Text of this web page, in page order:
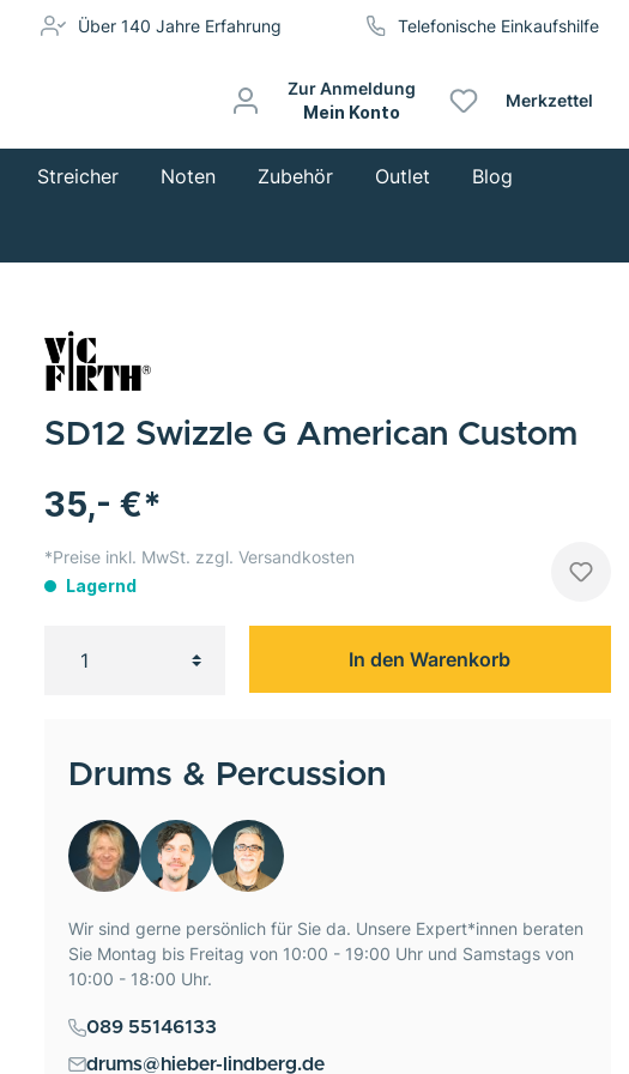
Über 140 Jahre Erfahrung Telefonische Einkaufshilfe
Zur Anmeldung
Mein Konto
Merkzettel
Streicher Noten Zubehör Outlet Blog
35,- €*
*Preise inkl. MwSt. zzgl. Versandkosten
Lagernd
In den Warenkorb
SD12 Swizzle G American Custom
Drums & Percussion
Wir sind gerne persönlich für Sie da. Unsere Expert*innen beraten
Sie Montag bis Freitag von 10:00 - 19:00 Uhr und Samstags von
10:00 - 18:00 Uhr.
089 55146133
drums@hieber-lindberg.de